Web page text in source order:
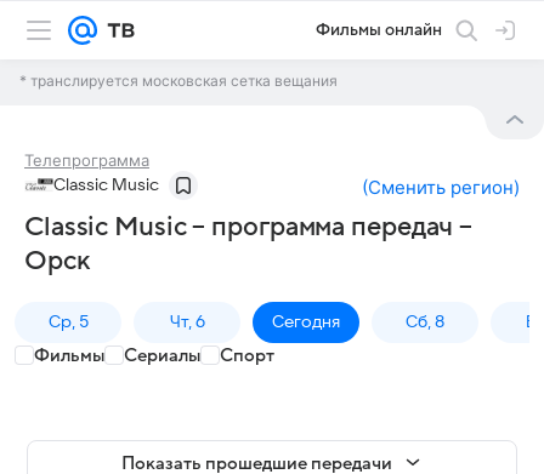
Фильмы онлайн
* транслируется московская сетка вещания
Телепрограмма
Classic Music (Сменить регион)
Classic Music – программа передач –
Орск
Ср, 5 Чт, 6 Сегодня Сб, 8
Фильмы Сериалы Спорт
Показать прошедшие передачи